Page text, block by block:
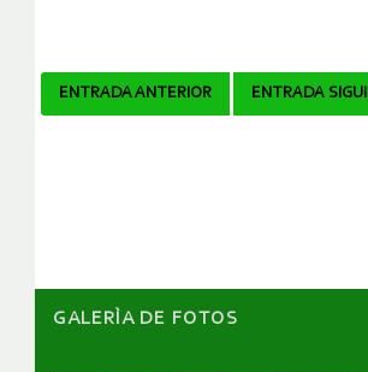
Navegador
ENTRADA ANTERIOR ENTRADA
GALERÌA DE FOTOS